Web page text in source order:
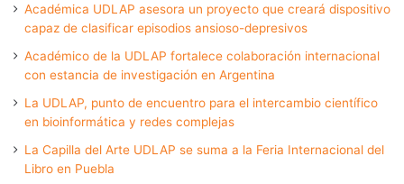
Académica UDLAP asesora un proyecto que creará dispositivo
capaz de clasificar episodios ansioso-depresivos
Académico de la UDLAP fortalece colaboración internacional
con estancia de investigación en Argentina
La UDLAP, punto de encuentro para el intercambio científico
en bioinformática y redes complejas
La Capilla del Arte UDLAP se suma a la Feria Internacional del
Libro en Puebla